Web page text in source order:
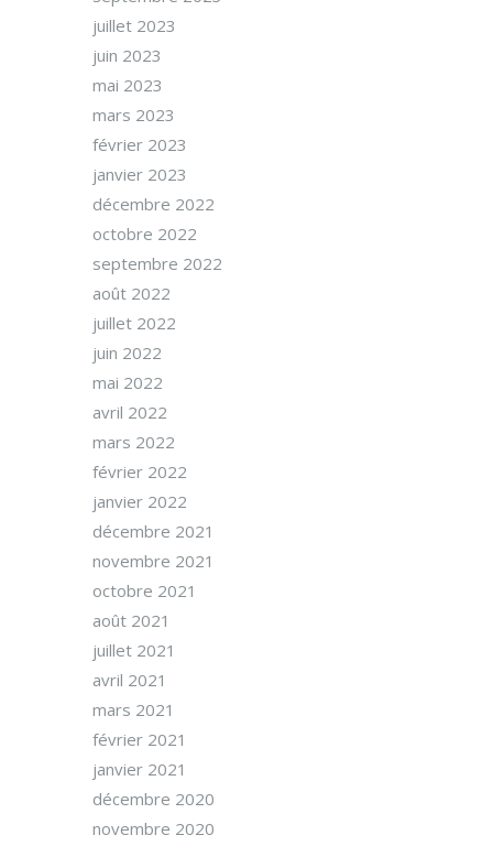
juillet 2023
juin 2023
mai 2023
mars 2023
février 2023
janvier 2023
décembre 2022
octobre 2022
septembre 2022
août 2022
juillet 2022
juin 2022
mai 2022
avril 2022
mars 2022
février 2022
janvier 2022
décembre 2021
novembre 2021
octobre 2021
août 2021
juillet 2021
avril 2021
mars 2021
février 2021
janvier 2021
décembre 2020
novembre 2020